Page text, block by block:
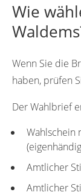
Wie
Wenn Sie die
haben, prüfen
Der Wahlbrief
Wahlschein
Amtlicher
Amtlicher